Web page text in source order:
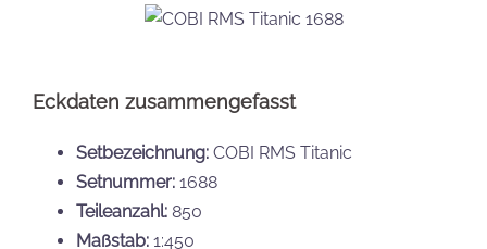
Eckdaten zusammengefasst
Setbezeichnung: COBI RMS Titanic
Setnummer: 1688
Teileanzahl: 850
Maßstab: 1:450